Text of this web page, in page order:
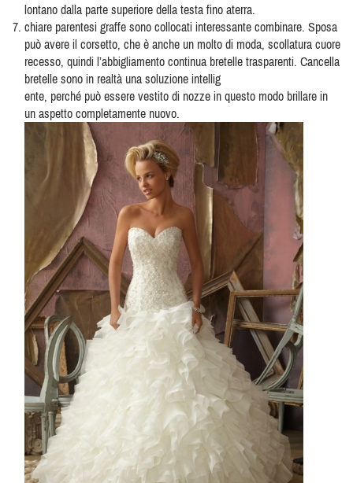
lontano dalla parte superiore della testa fino aterra.
chiare parentesi graffe sono collocati interessante combinare. Sposa
può avere il corsetto, che è anche un molto di moda, scollatura cuore
recesso, quindi l’abbigliamento continua bretelle trasparenti. Cancella
bretelle sono in realtà una soluzione intellig
ente, perché può essere vestito di nozze in questo modo brillare in
un aspetto completamente nuovo.